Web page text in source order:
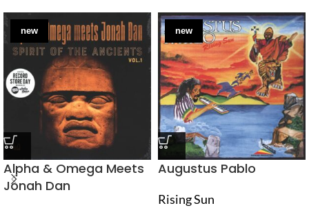
new
Alpha & Omega Meets
Jonah Dan
new
Augustus Pablo
Rising Sun